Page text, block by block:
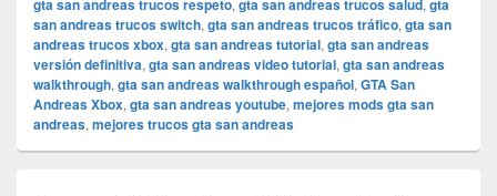
gta san andreas trucos respeto, gta san andreas trucos salud, gta
san andreas trucos switch, gta san andreas trucos tráfico, gta san
andreas trucos xbox, gta san andreas tutorial, gta san andreas
versión definitiva, gta san andreas video tutorial, gta san andreas
walkthrough, gta san andreas walkthrough español, GTA San
Andreas Xbox, gta san andreas youtube, mejores mods gta san
andreas, mejores trucos gta san andreas